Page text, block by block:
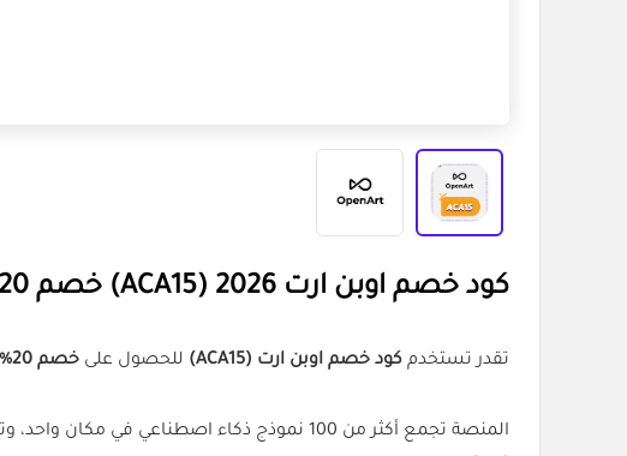
كود خصم اوبن ارت 2026 (ACA15) خصم 20% على أدوات الذكاء الاصطناعي
تقدر تستخدم كود خصم اوبن ارت (ACA15) للحصول على خصم 20%
المنصة تجمع أكثر من 100 نموذج ذكاء